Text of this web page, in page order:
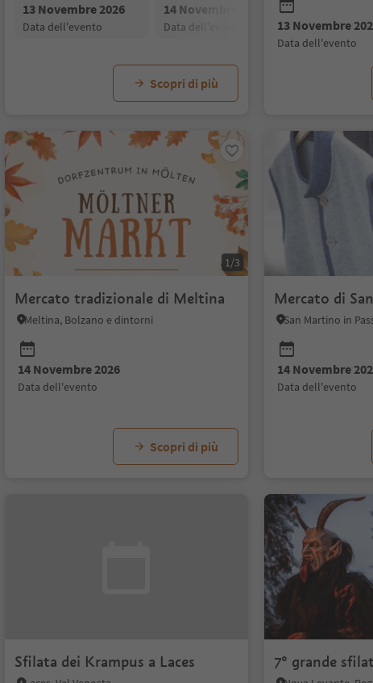
15 Novembre 2026
data dell'evento
16 Novembre 2026
data dell'evento data
13 Novembre 2026
data dell'evento
14 Novembre 2026
data dell'evento data
Scopri di più
13 Novembre
data dell'evento
1/3
Mercato tradizionale di Meltina
Meltina, Bolzano e dintorni
14 Novembre 2026
data dell'evento
Scopri di più
Mercato di
San Martino in
14 Novembre
data dell'evento
Sfilata dei Krampus a Laces 7° grande